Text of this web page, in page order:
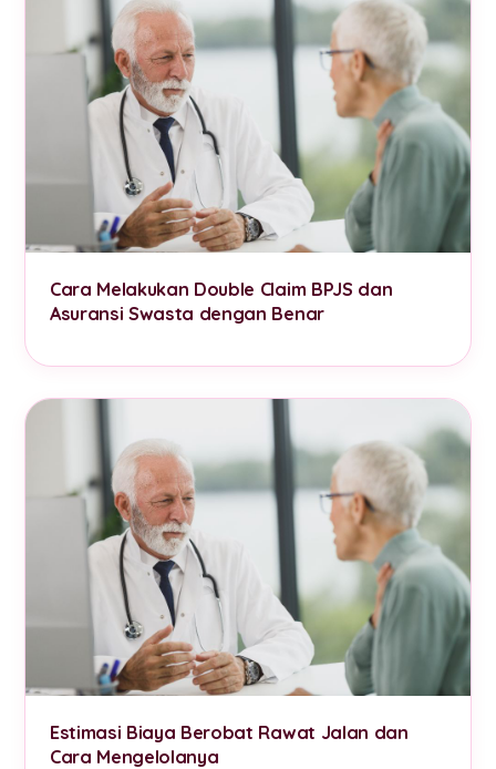
Cara Melakukan Double Claim BPJS dan
Asuransi Swasta dengan Benar
Estimasi Biaya Berobat Rawat Jalan dan
Cara Mengelolanya